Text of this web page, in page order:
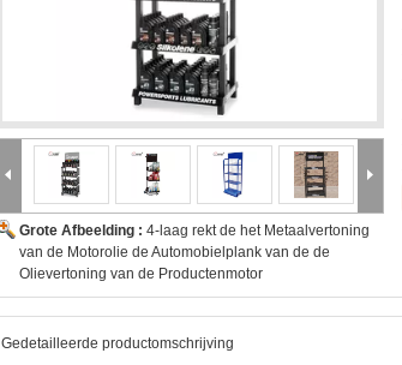
Grote Afbeelding : 4-laag rekt de het Metaalvertoning
van de Motorolie de Automobielplank van de de
Olievertoning van de Productenmotor
Gedetailleerde productomschrijving